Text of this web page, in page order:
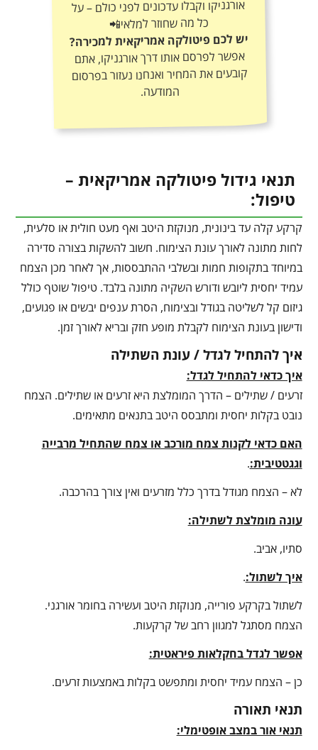
כל מה שחוזר למלאי📲
יש לכם פיטולקה אמריקאית למכירה?
אפשר לפרסם אותו דרך אורגניקו, אתם
קובעים את המחיר ואנחנו נעזור בפרסום
המודעה.
תנאי גידול פיטולקה אמריקאית –
טיפול:
קרקע קלה עד בינונית, מנוקזת היטב ואף מעט חולית או סלעית,
לחות מתונה לאורך עונת הצימוח. חשוב להשקות בצורה סדירה
במיוחד בתקופות חמות ובשלבי ההתבססות, אך לאחר מכן הצמח
עמיד יחסית ליובש ודורש השקיה מתונה בלבד. טיפול שוטף כולל
גיזום קל לשליטה בגודל ובצימוח, הסרת ענפים יבשים או פגועים,
ודישון בעונת הצימוח לקבלת מופע חזק ובריא לאורך זמן.
איך להתחיל לגדל / עונת השתילה
איך כדאי להתחיל לגדל:
זרעים / שתילים – הדרך המומלצת היא זרעים או שתילים. הצמח
נובט בקלות יחסית ומתבסס היטב בתנאים מתאימים.
האם כדאי לקנות צמח מורכב או צמח שהתחיל מרבייה
וגגטטיבית:.
לא – הצמח מגודל בדרך כלל מזרעים ואין צורך בהרכבה.
עונה מומלצת לשתילה:
סתיו, אביב.
איך לשתול:.
לשתול בקרקע פורייה, מנוקזת היטב ועשירה בחומר אורגני.
הצמח מסתגל למגוון רחב של קרקעות.
אפשר לגדל בחקלאות פיראטית:
כן – הצמח עמיד יחסית ומתפשט בקלות באמצעות זרעים.
תנאי תאורה
תנאי אור במצב אופטימלי: